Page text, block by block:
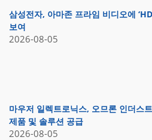
삼성전자, 아마존 프라임 비디오에
보여
2026-08-05
마우저 일렉트로닉스, 오므론 인더스
제품 및 솔루션 공급
2026-08-05